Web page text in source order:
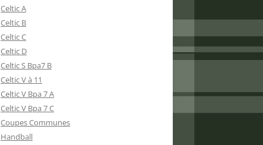
Celtic A
Celtic B
Celtic C
Celtic D
Celtic S Bpa7 B
Celtic V à 11
Celtic V Bpa 7 A
Celtic V Bpa 7 C
Coupes Communes
Handball